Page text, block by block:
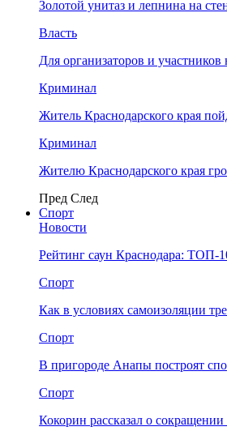
​Золотой унитаз и лепнина на
Власть
Для организаторов и
Криминал
Житель Краснодарского края
Криминал
Жителю Краснодарского края
Пред След
Спорт
Новости
Рейтинг саун Краснодара: ТОП-
Спорт
Как в условиях самоизоляции
Спорт
В пригороде Анапы построят
Спорт
Кокорин рассказал о